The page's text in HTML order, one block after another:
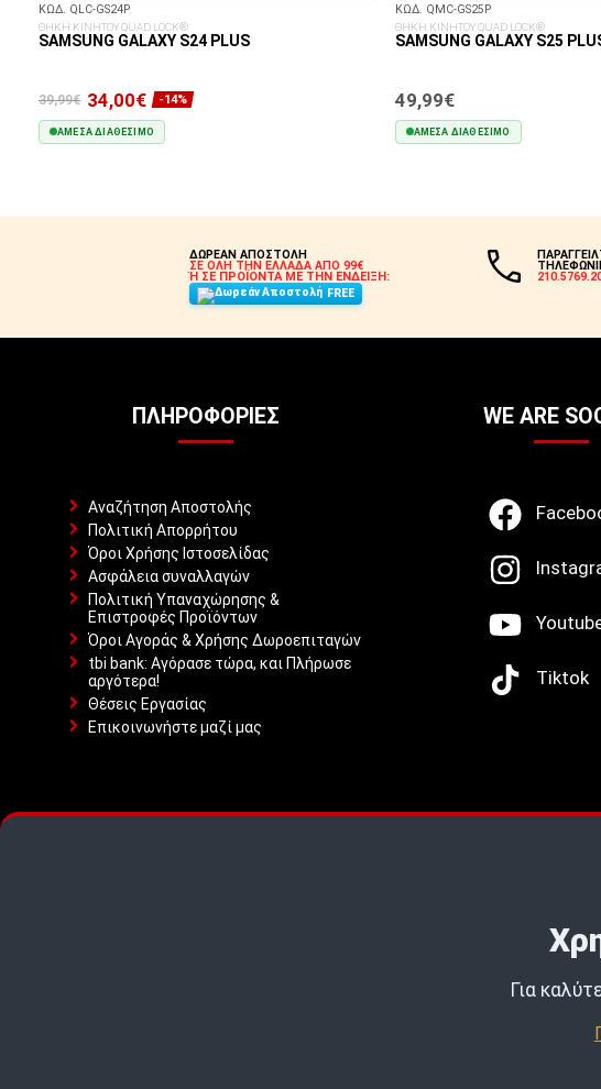
ΚΩΔ. QLC-GS24P
ΘΗΚΗ ΚΙΝΗΤΟΥ QUAD LOCK®
SAMSUNG GALAXY S24 PLUS
39,99€ 34,00€ -14%
ΆΜΕΣΑ ΔΙΑΘΈΣΙΜΟ
ΚΩΔ. QMC-GS25P
ΘΗΚΗ ΚΙΝΗΤΟΥ QUAD LOCK®
SAMSUNG GALAXY S25
49,99€
ΆΜΕΣΑ ΔΙΑΘΈΣΙΜΟ
ΔΩΡΕΑΝ ΑΠΟΣΤΟΛΗ
ΣΕ ΟΛΗ ΤΗΝ ΕΛΛΑΔΑ ΑΠΟ 99€
Ή ΣΕ ΠΡΟΪΟΝΤΑ ΜΕ ΤΗΝ ΕΝΔΕΙΞΗ:
FREE
ΠΛΗΡΟΦΟΡΊΕΣ
Αναζήτηση Αποστολής
Πολιτική Απορρήτου
Όροι Χρήσης Ιστοσελίδας
Ασφάλεια συναλλαγών
Πολιτική Υπαναχώρησης &
Επιστροφές Προϊόντων
Όροι Αγοράς & Χρήσης Δωροεπιταγών
tbi bank: Αγόρασε τώρα, και Πλήρωσε
αργότερα!
Θέσεις Εργασίας
Επικοινωνήστε μαζί μας
WE ARE
Tiktok
Για